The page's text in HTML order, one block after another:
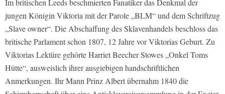
jungen Königin Viktoria mit der Parole „BLM“ und dem Schriftzug
„Slave owner“. Die Abschaffung des Sklavenhandels beschloss das
britische Parlament schon 1807, 12 Jahre vor Viktorias Geburt. Zu
Viktorias Lektüre gehörte Harriet Beecher Stowes „Onkel Toms
Hütte“, ausweislich ihrer ausgiebigen handschriftlichen
Anmerkungen. Ihr Mann Prinz Albert übernahm 1840 die